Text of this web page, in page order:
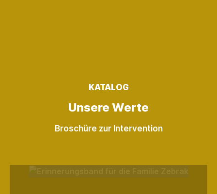
KATALOG
Unsere Werte
Broschüre zur Intervention